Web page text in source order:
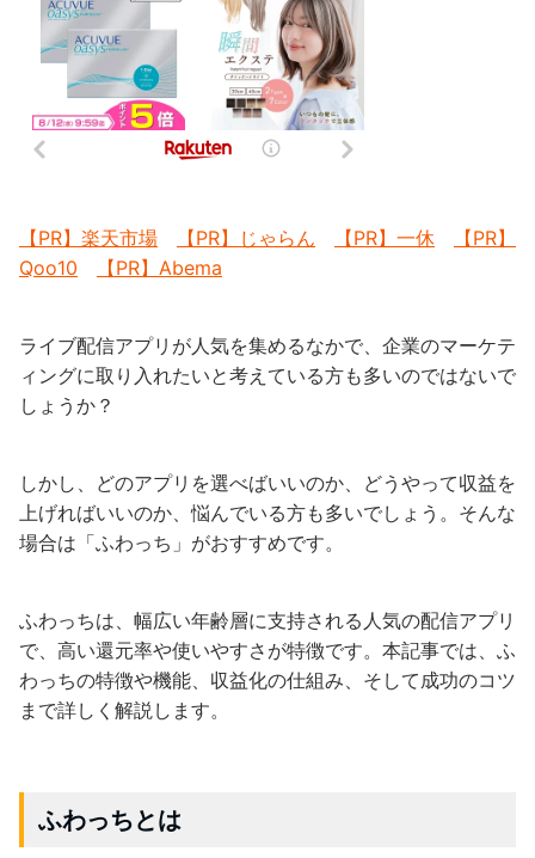
【PR】楽天市場 【PR】じゃらん 【PR】一休
【PR】
Qoo10
【PR】Abema
ライブ配信アプリが人気を集めるなかで、企業のマーケテ
ィングに取り入れたいと考えている方も多いのではないで
しょうか？
しかし、どのアプリを選べばいいのか、どうやって収益を
上げればいいのか、悩んでいる方も多いでしょう。そんな
場合は「ふわっち」がおすすめです。
ふわっちは、幅広い年齢層に支持される人気の配信アプリ
で、高い還元率や使いやすさが特徴です。本記事では、ふ
わっちの特徴や機能、収益化の仕組み、そして成功のコツ
まで詳しく解説します。
ふわっちとは